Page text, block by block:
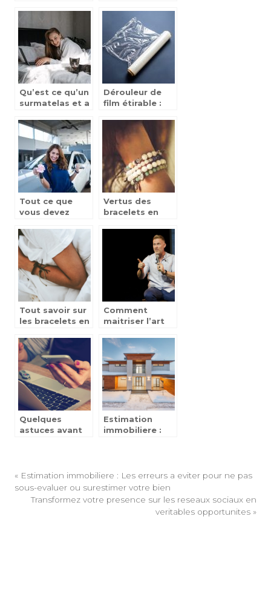
reussies
Qu’est ce qu’un
surmatelas et a
Dérouleur de
film étirable :
existants et
utilités
Tout ce que
vous devez
prêts auto
Vertus des
bracelets en
Tout savoir sur
les bracelets en
avantages,
choix
Comment
maitriser l’art
communication
: ce qu’il faut
retenir !
Quelques
astuces avant
Estimation
immobiliere :
evaluer ou
surestimer
« Estimation immobiliere : Les erreurs a eviter pour ne pas
sous-evaluer ou surestimer votre bien
Transformez votre presence sur les reseaux sociaux en
veritables opportunites »